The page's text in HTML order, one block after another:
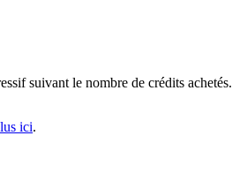
suivant le nombre de crédits achetés.
ici.